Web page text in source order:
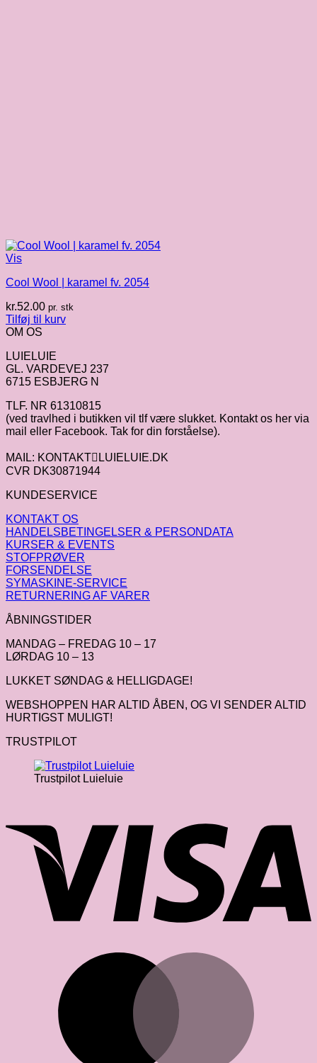
Vis
Cool Wool | karamel fv. 2054
kr.52.00 pr. stk
Tilføj til kurv
OM OS
LUIELUIE
GL. VARDEVEJ 237
6715 ESBJERG N
TLF. NR 61310815
(ved travlhed i butikken vil tlf være slukket. Kontakt os her via
mail eller Facebook. Tak for din forståelse).
MAIL: KONTAKTLUIELUIE.DK
CVR DK30871944
KUNDESERVICE
KONTAKT OS
HANDELSBETINGELSER & PERSONDATA
KURSER & EVENTS
STOFPRØVER
FORSENDELSE
SYMASKINE-SERVICE
RETURNERING AF VARER
ÅBNINGSTIDER
MANDAG – FREDAG 10 – 17
LØRDAG 10 – 13
LUKKET SØNDAG & HELLIGDAGE!
WEBSHOPPEN HAR ALTID ÅBEN, OG VI SENDER ALTID
HURTIGST MULIGT!
TRUSTPILOT
Trustpilot Luieluie